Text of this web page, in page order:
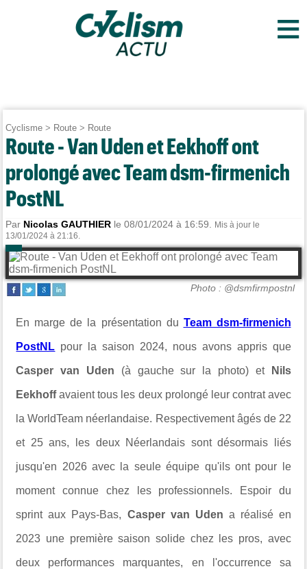
≡
Cyclisme > Route > Route
Route - Van Uden et Eekhoff ont
prolongé avec Team dsm-firmenich
PostNL
Par Nicolas GAUTHIER le 08/01/2024 à 16:59.
Mis à jour le
13/01/2024 à 21:16.
Photo : @dsmfirmpostnl
En marge de la présentation du Team dsm-firmenich
PostNL pour la saison 2024, nous avons appris que
Casper van Uden (à gauche sur la photo) et Nils
Eekhoffavaient tous les deux prolongé leur contrat avec
la WorldTeam néerlandaise. Respectivement âgés de 22
et 25 ans, les deux Néerlandais sont désormais liés
jusqu'en 2026 avec la seule équipe qu'ils ont pour le
moment connue chez les professionnels. Espoir du
sprint aux Pays-Bas, Casper van Uden a réalisé en
2023 une première saison solide chez les pros, avec
deux performances marquantes, en l'occurrence sa